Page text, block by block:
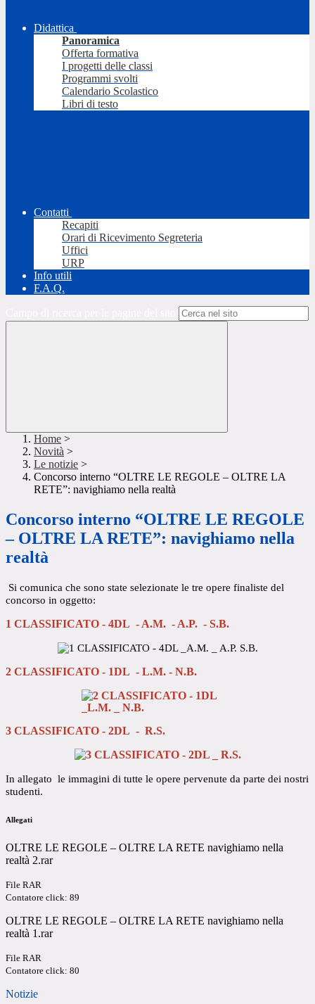
Didattica
Panoramica
Offerta formativa
I progetti delle classi
Programmi svolti
Calendario Scolastico
Libri di testo
Contatti
Recapiti
Orari di Ricevimento Segreteria
Uffici
URP
Info utili
F.A.Q.
Home >
Novità >
Le notizie >
Concorso interno “OLTRE LE REGOLE – OLTRE LA
RETE”: navighiamo nella realtà
Concorso interno “OLTRE LE REGOLE
– OLTRE LA RETE”: navighiamo nella
realtà
Si comunica che sono state selezionate le tre opere finaliste del
concorso in oggetto:
1 CLASSIFICATO - 4DL - A.M. - A.P. - S.B.
2 CLASSIFICATO - 1DL - L.M. - N.B.
3 CLASSIFICATO - 2DL - R.S.
In allegato le immagini di tutte le opere pervenute da parte dei nostri
studenti.
Allegati
OLTRE LE REGOLE – OLTRE LA RETE navighiamo nella
realtà 2.rar
File RAR
Contatore click: 89
OLTRE LE REGOLE – OLTRE LA RETE navighiamo nella
realtà 1.rar
File RAR
Contatore click: 80
Notizie